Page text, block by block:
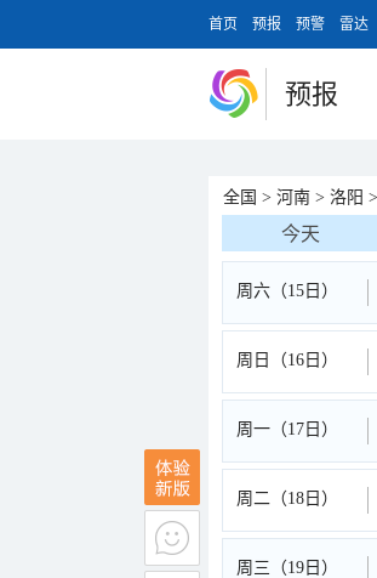
首页 预报 预警 雷达
预报
全国 > 河南 > 洛阳 >
今天
周六（15日）
周日（16日）
周一（17日）
周二（18日）
周三（19日）